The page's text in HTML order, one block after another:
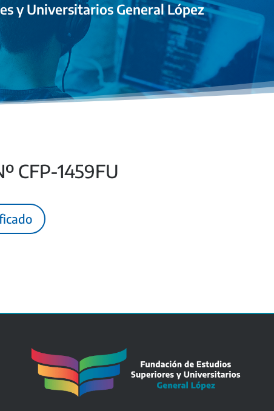
y Universitarios General López
CFP-1459FU